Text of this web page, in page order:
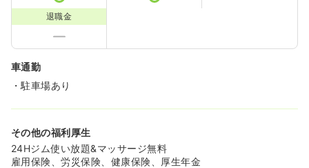
退職金
車通勤
・駐車場あり
その他の福利厚生
24Hジム使い放題&マッサージ無料
雇用保険、労災保険、健康保険、厚生年金